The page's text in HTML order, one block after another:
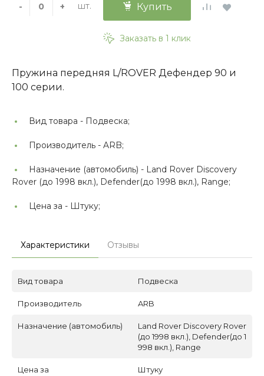
- + шт. Купить
Заказать в 1 клик
Пружина передняя L/ROVER Дефендер 90 и
100 серии.
Вид товара - Подвеска;
Производитель - ARB;
Назначение (автомобиль) - Land Rover Discovery
Rover (до 1998 вкл.), Defender(до 1998 вкл.), Range;
Цена за - Штуку;
Характеристики Отзывы
Вид товара Подвеска
Производитель ARB
Назначение (автомобиль)
Land Rover Discovery Rover
(до 1998 вкл.), Defender(до 1
998 вкл.), Range
Цена за Штуку